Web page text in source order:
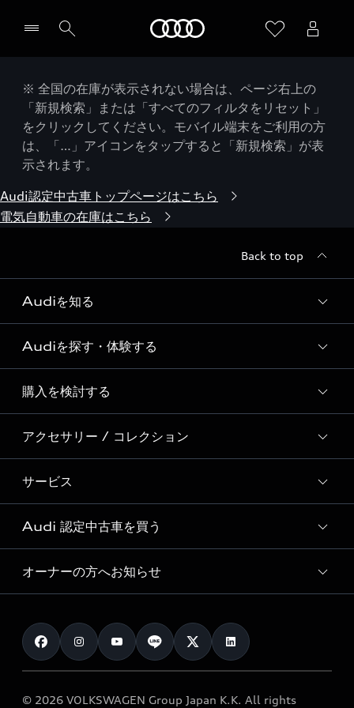
※ 全国の在庫が表示されない場合は、ページ右上の
「新規検索」または「すべてのフィルタをリセット」
をクリックしてください。モバイル端末をご利用の方
は、「…」アイコンをタップすると「新規検索」が表
示されます。
Audi認定中古車トップページはこちら
電気自動車の在庫はこちら
Back to top
Audiを知る
Audi ブランド
Story of Progress
Audi Sport
Formula 1®
デジタルサービス
Audiを探す・体験する
ディーラー検索
新車在庫検索
試乗車・展示車検索
見積り依頼
試乗予約
購入を検討する
モデル一覧
特別仕様モデル / 限定モデル
e-tronラインアップ
価格シミュレーション
車両比較
カタログ一覧
アクセサリー / コレクション
純正アクセサリー
オンラインショップ
Audi collection
アウディナビアプリ
サービス
サービス入庫予約
サービスプログラム
メンテナンス
車検 / 定期点検
e-tronアフターサポート
Audi 認定中古車を買う
Audi認定中古車
クオリティ
保証
メンテナンス
オーナーの方へお知らせ
お知らせ
オーナー様向けキャンペーン
© 2026 VOLKSWAGEN Group Japan K.K. All rights